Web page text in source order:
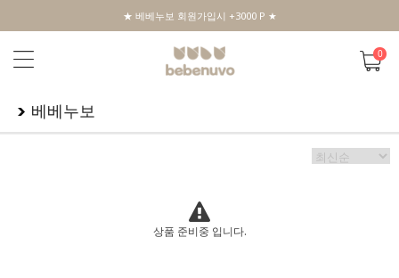
★ 베베누보 회원가입시 +3000 P ★
0
베베누보
상품 준비중 입니다.